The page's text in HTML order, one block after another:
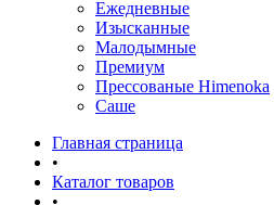
Ежедневные
Изысканные
Малодымные
Премиум
Прессованые Himenoka
Саше
Главная страница
•
Каталог товаров
•